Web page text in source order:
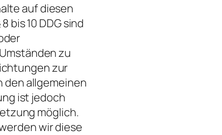
auf diesen
bis 10 DDG sind
zu
zur
den allgemeinen
ist jedoch
möglich.
wir diese